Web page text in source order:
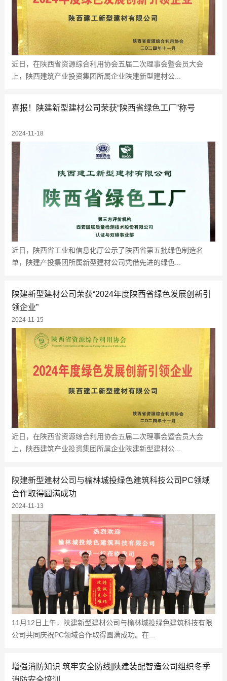
近日，在陕西省资源综合利用协会五届二次理事会暨会员大会
上，陕西建筑产业投资集团所属企业陕建新型建材公...
喜报！陕建新型建材公司荣获“陕西省绿色工厂”称号
2024-11-18
近日，陕西省工业和信息化厅公示了陕西省第五批绿色制造名
单，陕建产投集团所属新型建材公司凭借先进的绿色...
陕建新型建材公司荣获“2024年度陕西省绿色发展创新引
领企业”
2024-11-15
近日，在陕西省资源综合利用协会五届二次理事会暨会员大会
上，陕西建筑产业投资集团所属企业陕建新型建材公...
陕建新型建材公司与榆林城投绿色建筑科技公司PC领域
合作取得圆满成功
2024-11-13
11月12日上午，陕建新型建材公司与榆林城投绿色建筑科技有限
公司共同庆祝PC领域合作取得圆满成功。在...
增强消防知识 筑牢安全防线|陕建装配智造公司组织冬季